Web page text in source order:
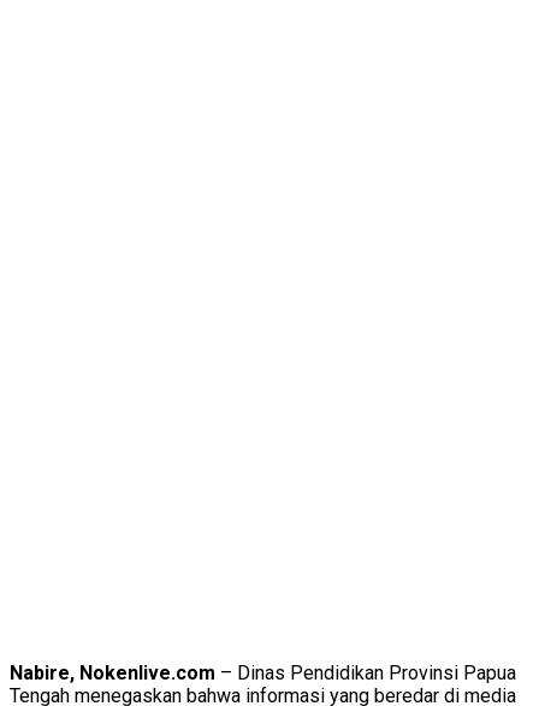
Nabire, Nokenlive.com – Dinas Pendidikan Provinsi Papua
Tengah menegaskan bahwa informasi yang beredar di media